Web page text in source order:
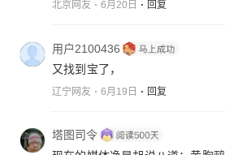
北京网友 6月20日 回复
用户2100436
又找到宝了，
辽宁网友 6月19日 回复
塔图司令